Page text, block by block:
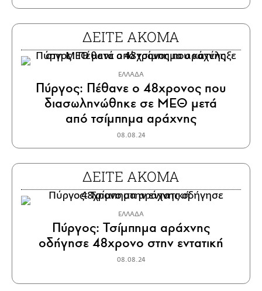
ΔΕΙΤΕ ΑΚΟΜΑ
ΕΛΛΑΔΑ
Πύργος: Πέθανε ο 48χρονος που
διασωληνώθηκε σε ΜΕΘ μετά
από τσίμπημα αράχνης
08.08.24
ΔΕΙΤΕ ΑΚΟΜΑ
ΕΛΛΑΔΑ
Πύργος: Τσίμπημα αράχνης
οδήγησε 48χρονο στην εντατική
08.08.24